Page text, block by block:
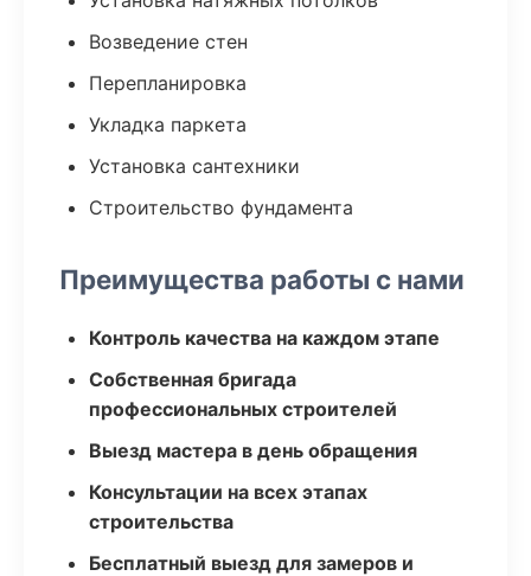
Возведение стен
Перепланировка
Укладка паркета
Установка сантехники
Строительство фундамента
Преимущества работы с нами
Контроль качества на каждом этапе
Собственная бригада
профессиональных строителей
Выезд мастера в день обращения
Консультации на всех этапах
строительства
Бесплатный выезд для замеров и